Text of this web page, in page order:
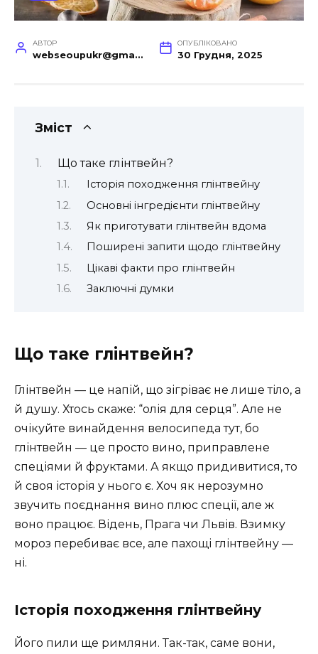
АВТОР
webseoupukr@gmail.com
ОПУБЛІКОВАНО
30 Грудня, 2025
Зміст
Що таке глінтвейн?
Історія походження глінтвейну
Основні інгредієнти глінтвейну
Як приготувати глінтвейн вдома
Поширені запити щодо глінтвейну
Цікаві факти про глінтвейн
Заключні думки
Що таке глінтвейн?
Глінтвейн — це напій, що зігріває не лише тіло, а
й душу. Хтось скаже: “олія для серця”. Але не
очікуйте винайдення велосипеда тут, бо
глінтвейн — це просто вино, приправлене
спеціями й фруктами. А якщо придивитися, то
й своя історія у нього є. Хоч як нерозумно
звучить поєднання вино плюс спеції, але ж
воно працює. Відень, Прага чи Львів. Взимку
мороз перебиває все, але пахощі глінтвейну —
ні.
Історія походження глінтвейну
Його пили ще римляни. Так-так, саме вони,